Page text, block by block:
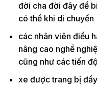
đời cha đời đây để
có thể khi di chuyển
các nhân viên điều
nâng cao nghề
cũng như các tiến
xe được trang bị